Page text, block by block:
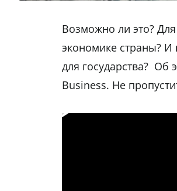
Возможно ли это?
экономике страны? И
для государства? Об
Business. Не